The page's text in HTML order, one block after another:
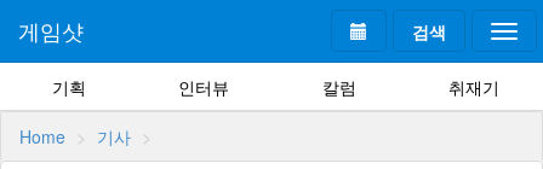
검색
게임샷
기획 인터뷰 칼럼 취재기
Home 기사